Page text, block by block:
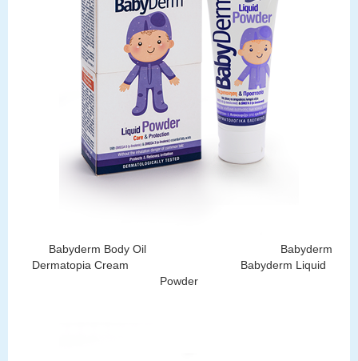
Babyderm Body Oil
Babyderm
Dermatopia Cream Babyderm Liquid
Powder